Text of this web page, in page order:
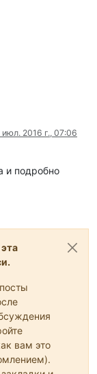
июл. 2016 г., 07:06
и подробно
вам это